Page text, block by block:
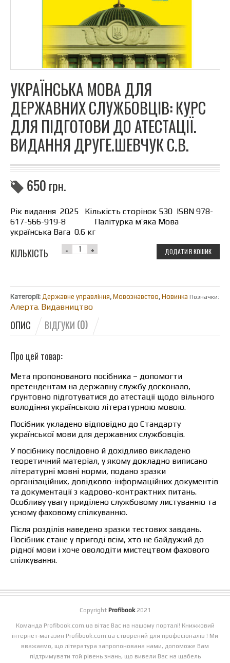
УКРАЇНСЬКА МОВА ДЛЯ
ДЕРЖАВНИХ СЛУЖБОВЦІВ: КУРС
ДЛЯ ПІДГОТОВИ ДО АТЕСТАЦІЇ.
ВИДАННЯ ДРУГЕ.ШЕВЧУК С.В.
650грн.
Рік видання 2025 Кількість сторінок 530 ISBN 978-
617-566-919-8 Палітурка м’яка Мова
українська Вага 0.6 кг
КІЛЬКІСТЬ ДОДАТИ В КОШИК
Категорії: Державне управління, Мовознавство, Новинка Позначки:
Алерта, Видавництво
ОПИС ВІДГУКИ (0)
Про цей товар:
Мета пропонованого посібника – допомогти
претендентам на державну службу досконало,
ґрунтовно підготуватися до атестації щодо вільного
володіння українською літературною мовою.
Посібник укладено відповідно до Стандарту
української мови для державних службовців.
У посібнику послідовно й дохідливо викладено
теоретичний матеріал, у якому докладно виписано
літературні мовні норми, подано зразки
організаційних, довідково-інформаційних документів
та документації з кадрово-контрактних питань.
Особливу увагу приділено службовому листуванню та
усному фаховому спілкуванню.
Після розділів наведено зразки тестових завдань.
Посібник стане у пригоді всім, хто не байдужий до
рідної мови і хоче оволодіти мистецтвом фахового
спілкування.
Copyright Profibook2021
Команда Profibook.com.ua вітає Вас на нашому порталі! Книжковий
інтернет-магазин Profibook.com.ua створений для професіоналів ! Ми
вважаємо, що література запропонована нами, допоможе Вам
підтримувати той рівень знань, що вивели Вас на щабель